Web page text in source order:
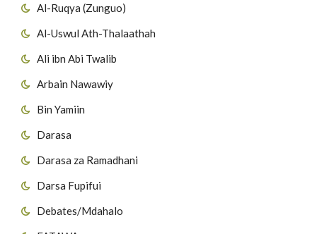
Al-Ruqya (Zunguo)
Al-Uswul Ath-Thalaathah
Ali ibn Abi Twalib
Arbain Nawawiy
Bin Yamiin
Darasa
Darasa za Ramadhani
Darsa Fupifui
Debates/Mdahalo